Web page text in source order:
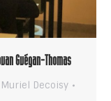
Guégan-Thomas
Muriel Decoisy